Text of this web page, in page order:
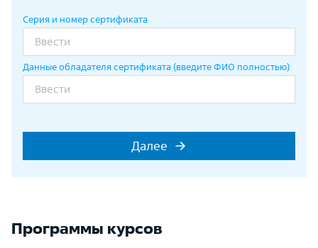
Серия и номер сертификата
Данные обладателя сертификата (введите ФИО полностью)
Далее
Программы курсов